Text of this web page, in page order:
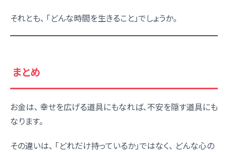
それとも、 「どんな時間を生きること」でしょうか。
まとめ
お金は、 幸せを広げる道具にもなれば、不安を隠す道具にも
なります。
その違いは、 「どれだけ持っているか」ではなく、 どんな心の